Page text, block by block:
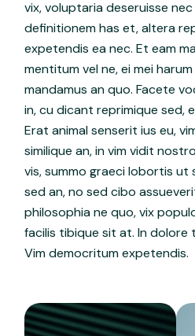
vix, voluptaria deseruisse
definitionem has et, altera
expetendis ea nec. Et eam
mentitum vel ne, ei mei
mandamus an quo. Facete
in, cu dicant reprimique sed,
Erat animal senserit ius eu,
similique an, in vim vidit
vis, summo graeci lobortis ut
sed an, no sed cibo
philosophia ne quo, vix
facilis tibique sit at. In
Vim democritum expetendis.